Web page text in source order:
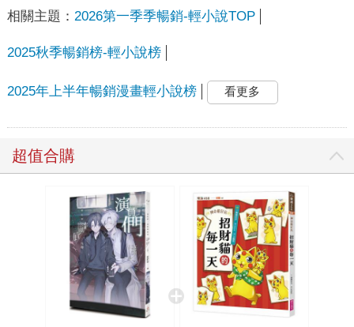
相關主題： 2026第一季季暢銷-輕小說TOP
2025秋季暢銷榜-輕小說榜
2025年上半年暢銷漫畫輕小說榜 看更多
超值合購